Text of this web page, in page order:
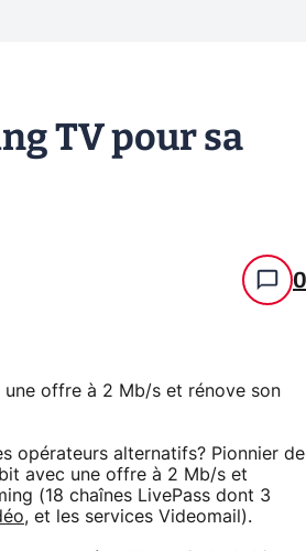
TV pour sa
0
une offre à 2 Mb/s et rénove son
opérateurs alternatifs? Pionnier de
avec une offre à 2 Mb/s et
(18 chaînes LivePass dont 3
, et les services Videomail).